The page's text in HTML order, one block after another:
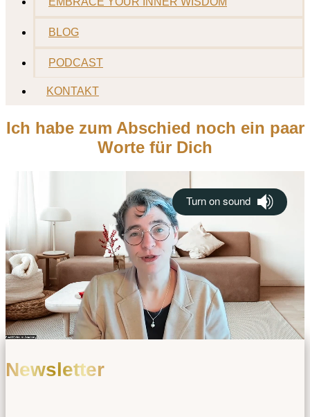
BLOG
PODCAST
KONTAKT
Ich habe zum Abschied noch ein paar
Worte für Dich
Newsletter